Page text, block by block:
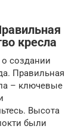
кресла
о создании
Правильная
– ключевые
Высота
были